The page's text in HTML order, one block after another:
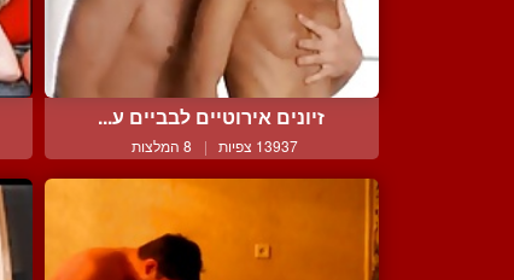
זיונים אירוטיים לבביים ע...
13937 צפיות | 8 המלצות